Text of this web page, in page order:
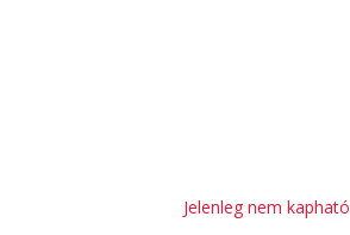
Jelenleg nem kapható